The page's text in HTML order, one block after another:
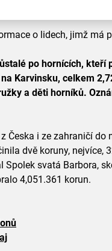
o lidech, jimž má
po hornících, kteří
Karvinsku, celkem
a děti horníků.
Česka i ze zahraničí do
dvě koruny, nejvíce,
svatá Barbora,
4,051.361 korun.